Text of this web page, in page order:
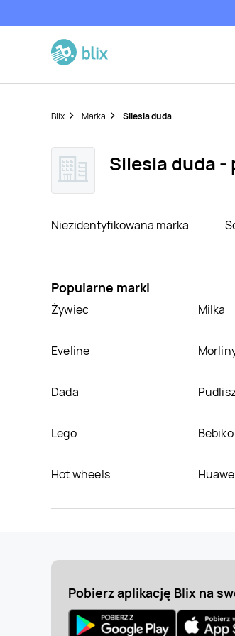
Blix Marka Silesia duda
Silesia duda
Niezidentyfikowana marka
Popularne marki
Żywiec Milka
Eveline
Dada
Lego Bebiko
Hot wheels
Pobierz aplikację Blix na